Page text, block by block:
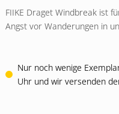
FIIKE Draget Windbreak ist
Angst vor Wanderungen in
Nur noch wenige
Uhr und wir versenden